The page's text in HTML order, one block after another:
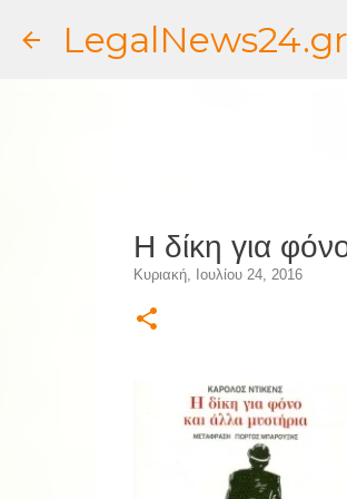
LegalNews24.gr
Η δίκη για
Κυριακή, Ιουλίου 24, 2016